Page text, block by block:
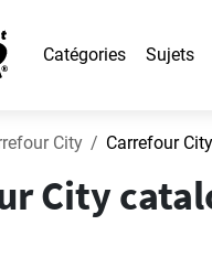
Catégories Sujets
City Carrefour
City